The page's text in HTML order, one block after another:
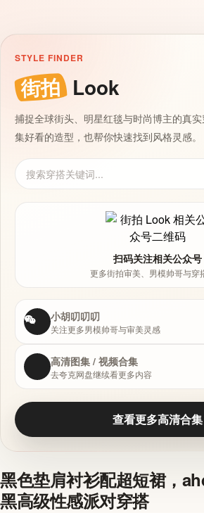
STYLE FINDER
街拍 Look
捕捉全球街头、明星红毯与时尚博主的真
集好看的造型，也帮你快速找到风格灵感。
扫码关注相关公众号
更多街拍审美、男模帅哥与穿
小胡叨叨叨
关注更多男模帅哥与审美灵感
高清图集 / 视频合集
去夸克网盘继续看更多内容
查看更多高清合集
黑色垫肩衬衫配超短裙，
黑高级性感派对穿搭